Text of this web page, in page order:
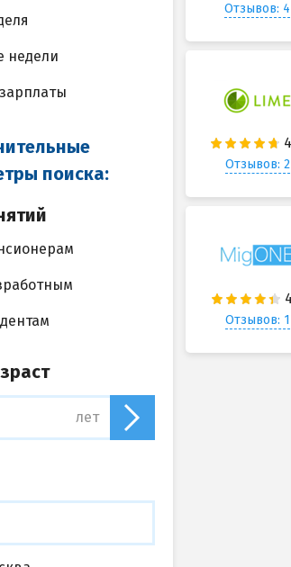
Отзывов: 4
Отзывов: 2
Отзывов: 1
недели
поиска:
лет